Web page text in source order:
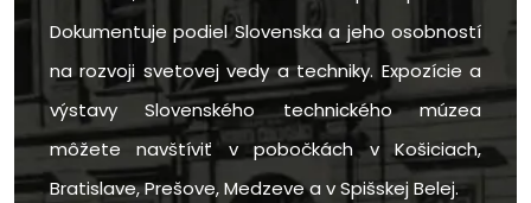
Dokumentuje podiel Slovenska a jeho osobností
na rozvoji svetovej vedy a techniky. Expozície a
výstavy Slovenského technického múzea
môžete navštíviť v pobočkách v Košiciach,
Bratislave, Prešove, Medzeve a v Spišskej Belej.